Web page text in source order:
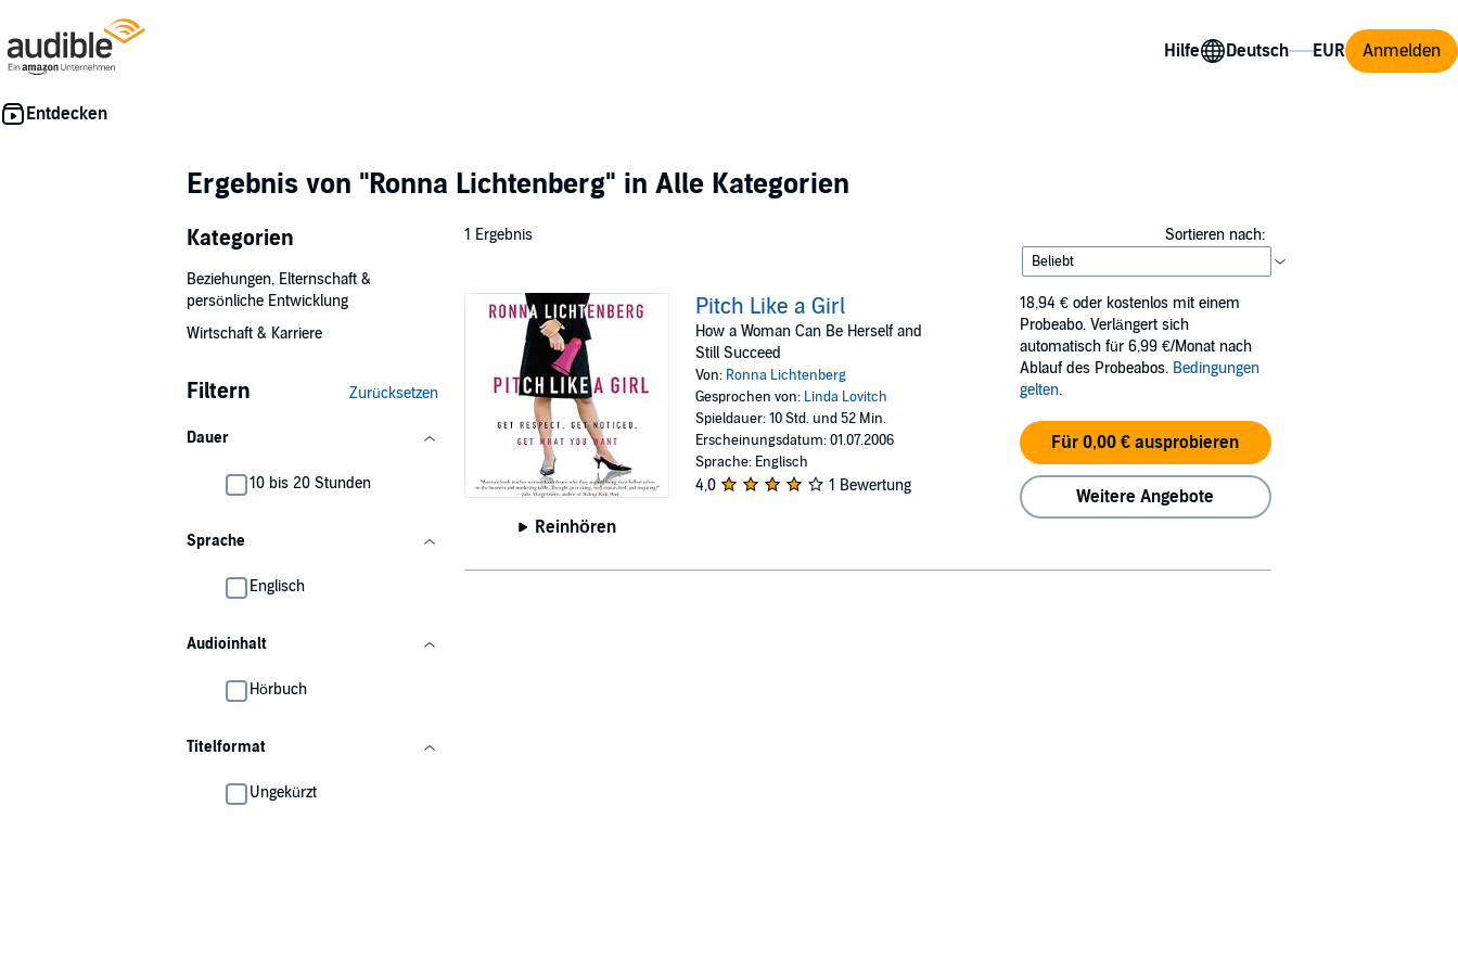
Hilfe Anmelden
Ergebnis von "Ronna Lichtenberg" in Alle Kategorien
Kategorien
Beziehungen, Elternschaft &
persönliche Entwicklung
Wirtschaft & Karriere
Filtern Zurücksetzen
Dauer
10 bis 20 Stunden
Sprache
Englisch
Audioinhalt
Hörbuch
Titelformat
Ungekürzt
1 Ergebnis Sortieren nach:
Reinhören
Pitch Like a Girl
How a Woman Can Be Herself and
Still Succeed
Von: Ronna Lichtenberg
Gesprochen von: Linda Lovitch
Spieldauer: 10 Std. und 52 Min.
Erscheinungsdatum: 01.07.2006
Sprache: Englisch
4,0 1 Bewertung
18,94 € oder kostenlos mit einem
Probeabo. Verlängert sich
automatisch für 6,99 €/Monat nach
Ablauf des Probeabos. Bedingungen
gelten.
Für 0,00 € ausprobieren
Weitere Angebote